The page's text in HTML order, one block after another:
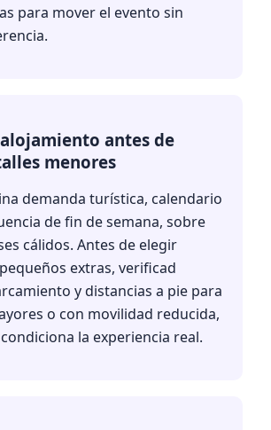
para mover el evento sin
antes de
menores
demanda turística, calendario
de fin de semana, sobre
cálidos. Antes de elegir
extras, verificad
y distancias a pie para
o con movilidad reducida,
la experiencia real.